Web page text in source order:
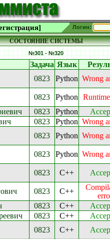
Логин:
СОСТОЯНИЕ СИСТЕМЫ
№301 - №320
Задача Язык
0823 Python Wrong
0823 Python
0823 Python
0823 Python Wrong
0823 Python Wrong
0823 Python Wrong
0823 C++
0823 C++
0823 C++
0823 C++
0823 C++